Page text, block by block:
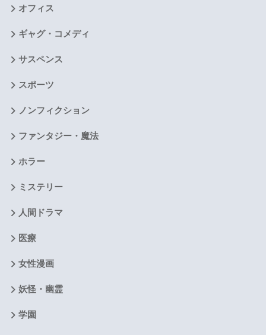
オフィス
ギャグ・コメディ
サスペンス
スポーツ
ノンフィクション
ファンタジー・魔法
ホラー
ミステリー
人間ドラマ
医療
女性漫画
妖怪・幽霊
学園